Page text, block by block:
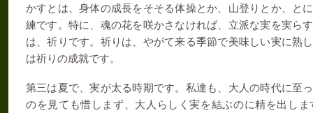
かすとは、身体の成長をそそる体操とか、山登りとか、と
練です。特に、魂の花を咲かさなければ、立派な実を実ら
は、祈りです。祈りは、やがて来る季節で美味しい実に熟
は祈りの成就です。
第三は夏で、実が太る時期です。私達も、大人の時代に至
のを見ても惜しまず、大人らしく実を結ぶのに精を出し